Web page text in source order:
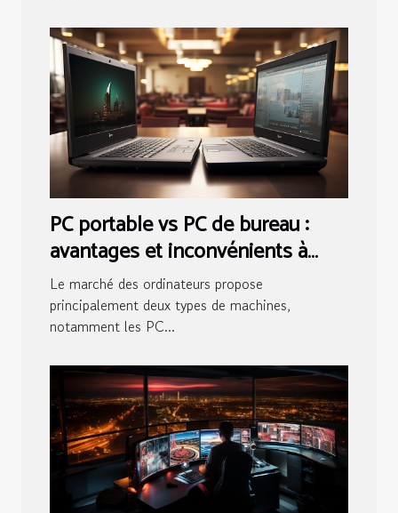
PC portable vs PC de bureau :
avantages et inconvénients à
considérer
Le marché des ordinateurs propose
principalement deux types de machines,
notamment les PC...